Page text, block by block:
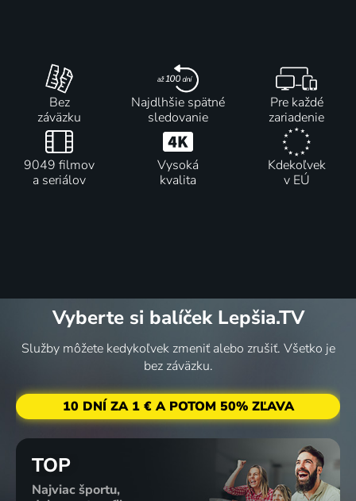
Bez
záväzku
Najdlhšie spätné
sledovanie
Pre každé
zariadenie
9049 filmov
a seriálov
Vysoká
kvalita
Kdekoľvek
v EÚ
Vyberte si balíček Lepšia.TV
Služby môžete kedykoľvek zmeniť alebo zrušiť. Všetko je
bez záväzku.
10 DNÍ ZA 1 € A POTOM 50% ZĽAVA
TOP
Najviac športu,